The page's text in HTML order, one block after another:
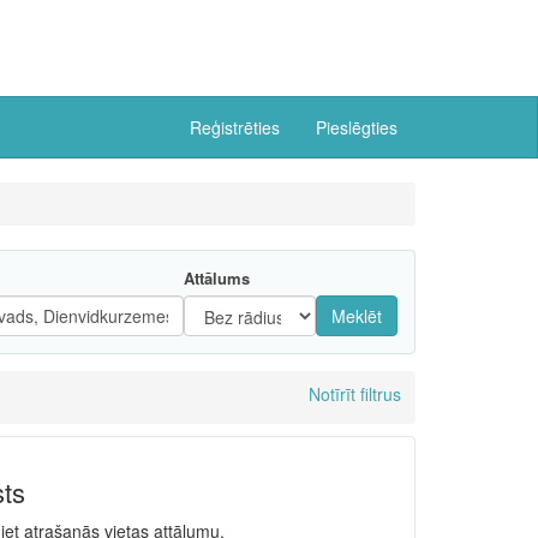
Reģistrēties Pieslēgties
Attālums
Meklēt
Notīrīt filtrus
atrašanās vietas attālumu.